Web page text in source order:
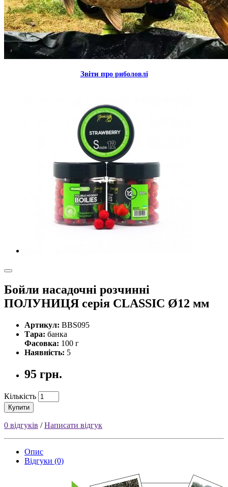
Звiти про риболовлi
Бойли насадочні розчинні
ПОЛУНИЦЯ серія CLASSIC Ø12 мм
Артикул: BBS095
Тара: банка
Фасовка: 100 г
Наявність: 5
95 грн.
Кількість
Купити
0 відгуків /Написати відгук
Опис
Відгуки (0)